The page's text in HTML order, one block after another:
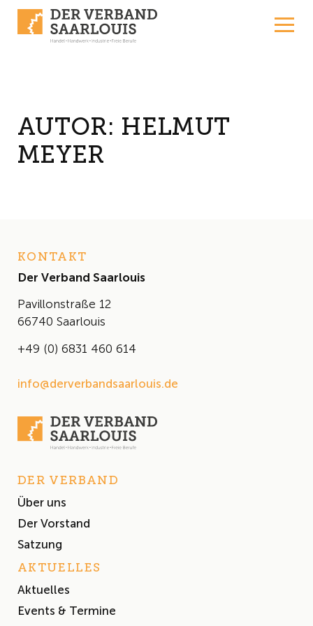
AUTOR: HELMUT
MEYER
KONTAKT
Der Verband Saarlouis
Pavillonstraße 12
66740 Saarlouis
+49 (0) 6831 460 614
info@derverbandsaarlouis.de
DER VERBAND
Über uns
Der Vorstand
Satzung
AKTUELLES
Aktuelles
Events & Termine